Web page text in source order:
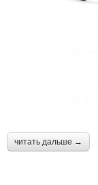
читать дальше →